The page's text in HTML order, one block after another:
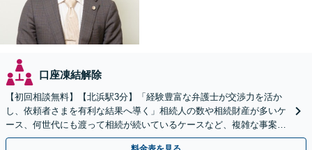
口座凍結解除
【初回相談無料】【北浜駅3分】「経験豊富な弁護士が交渉力を活か
し、依頼者さまを有利な結果へ導く」相続人の数や相続財産が多いケ
ース、何世代にも渡って相続が続いているケースなど、複雑な事案で
も対応します！協議、調停、審判どのフェーズからも相談可